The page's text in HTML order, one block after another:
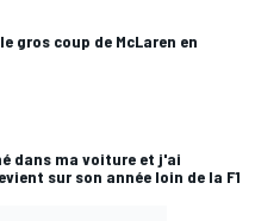
gros coup de McLaren en
dans ma voiture et j'ai
sur son année loin de la F1